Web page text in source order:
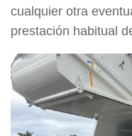
cualquier otra
prestación habitual